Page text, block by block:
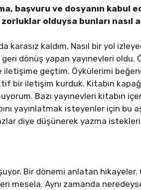
başvuru ve dosyanın kabul
olduysa bunları nasıl
kaldım. Nasıl bir yol
dönüş yapan yayınevleri oldu.
ile iletişime geçtim. Öykülerimi
bir iletişim kurduk. Kitabın
Bazı yayınevleri kitabın
yayınlatmak isteyenler için bu
diye düşünerek yazma
Bir dönemi anlatan
mesela. Aynı zamanda